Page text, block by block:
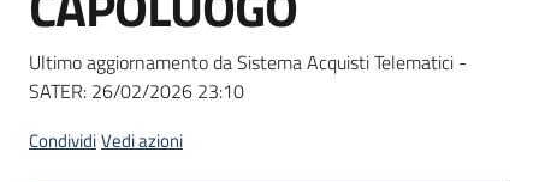
Supporto
Piattaforme
telematiche
Ultimo aggiornamento da Sistema Acquisti Telematici -
SATER: 26/02/2026 23:10
CondividiVedi azioni